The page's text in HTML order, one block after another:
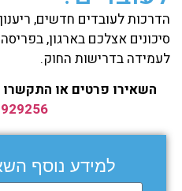
הדרכות לעובדים חדשים,
סיכונים אצלכם בארגון,
לעמידה בדרישות החוק.
השאירו פרטים או התקשרו
למידע נוסף